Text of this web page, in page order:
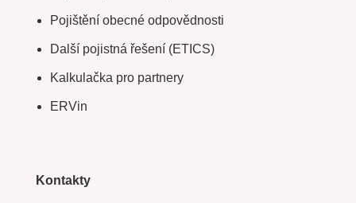
Pojištění obecné odpovědnosti
Další pojistná řešení (ETICS)
Kalkulačka pro partnery
ERVin
Kontakty